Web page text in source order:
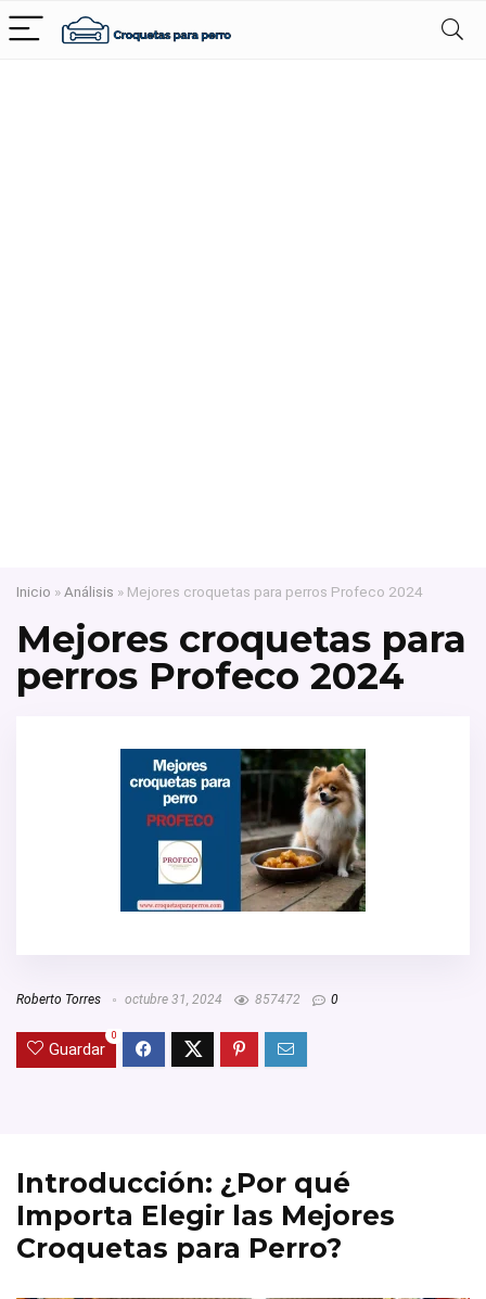
Inicio » Análisis » Mejores croquetas para perros Profeco 2024
Mejores croquetas para
perros Profeco 2024
Roberto Torres octubre 31, 2024 857472 0
Guardar
0
Introducción: ¿Por qué
Importa Elegir las Mejores
Croquetas para Perro?